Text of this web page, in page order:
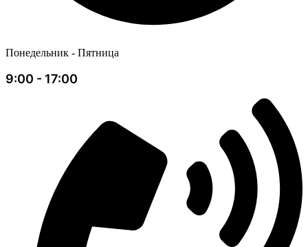
Понедельник - Пятница
9:00 - 17:00